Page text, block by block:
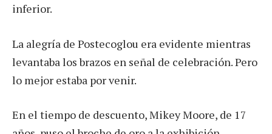
inferior.
La alegría de Postecoglou era evidente mientras
levantaba los brazos en señal de celebración. Pero
lo mejor estaba por venir.
En el tiempo de descuento, Mikey Moore, de 17